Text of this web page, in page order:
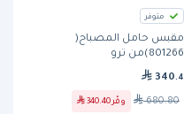
متوفر
مقبس حامل المصباح(
801266)من ترو
340 .4
680.80 وفّر 340.40